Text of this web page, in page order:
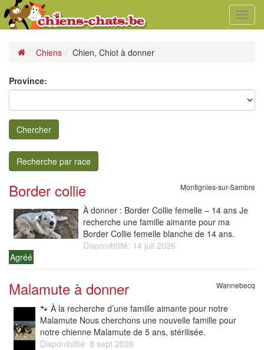
Chiens Chien, Chiot à donner
Province:
Chercher
Recherche par race
Border collie Montignies-sur-Sambre
À donner : Border Collie femelle – 14 ans Je
recherche une famille aimante pour ma
Border Collie femelle blanche de 14 ans.
Disponibilité: 14 juil 2026
Agréé
Malamute à donner Wannebecq
🐾 À la recherche d’une famille aimante pour notre
Malamute Nous cherchons une nouvelle famille pour
notre chienne Malamute de 5 ans, stérilisée.
Disponibilité: 8 sept 2026